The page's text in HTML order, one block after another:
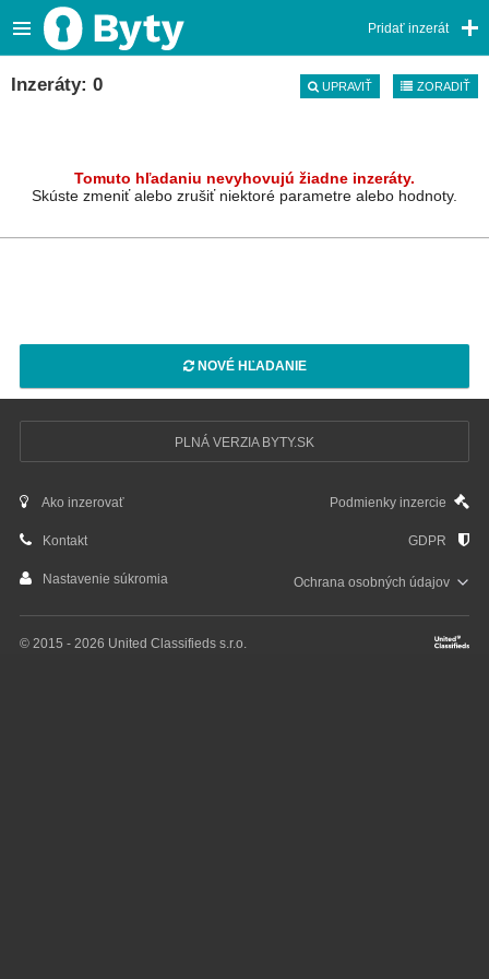
Pridať inzerát
Inzeráty: 0 UPRAVIŤ ZORADIŤ
Tomuto hľadaniu nevyhovujú žiadne inzeráty.
Skúste zmeniť alebo zrušiť niektoré parametre alebo hodnoty.
NOVÉ HĽADANIE
PLNÁ VERZIA BYTY.SK
Ako inzerovať Podmienky inzercie
Kontakt GDPR
Nastavenie súkromia Ochrana osobnýchúdajov
© 2015 - 2026 United Classifieds s.r.o.